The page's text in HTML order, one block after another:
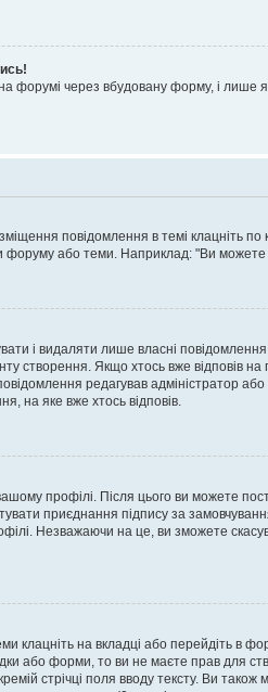
форумі через вбудовану форму, і
повідомлення в темі клацніть
форуму або теми. Наприклад: "Ви
і видаляти лише власні
створення. Якщо хтось вже відповів
редагував адміністратор
на яке вже хтось відповів.
профілі. Після цього ви можете
приєднання підпису за
Незважаючи на це, ви зможете
клацніть на вкладці або перейдіть в
або форми, то ви не маєте прав для
стрічці поля вводу тексту. Ви також